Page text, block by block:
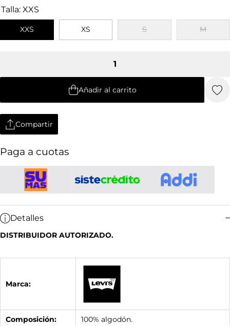
Talla: XXS
XXS XS S M
Añadir al carrito
Compartir
Paga a cuotas
Detalles
DISTRIBUIDOR AUTORIZADO.
Marca:
Composición: 100% algodón.